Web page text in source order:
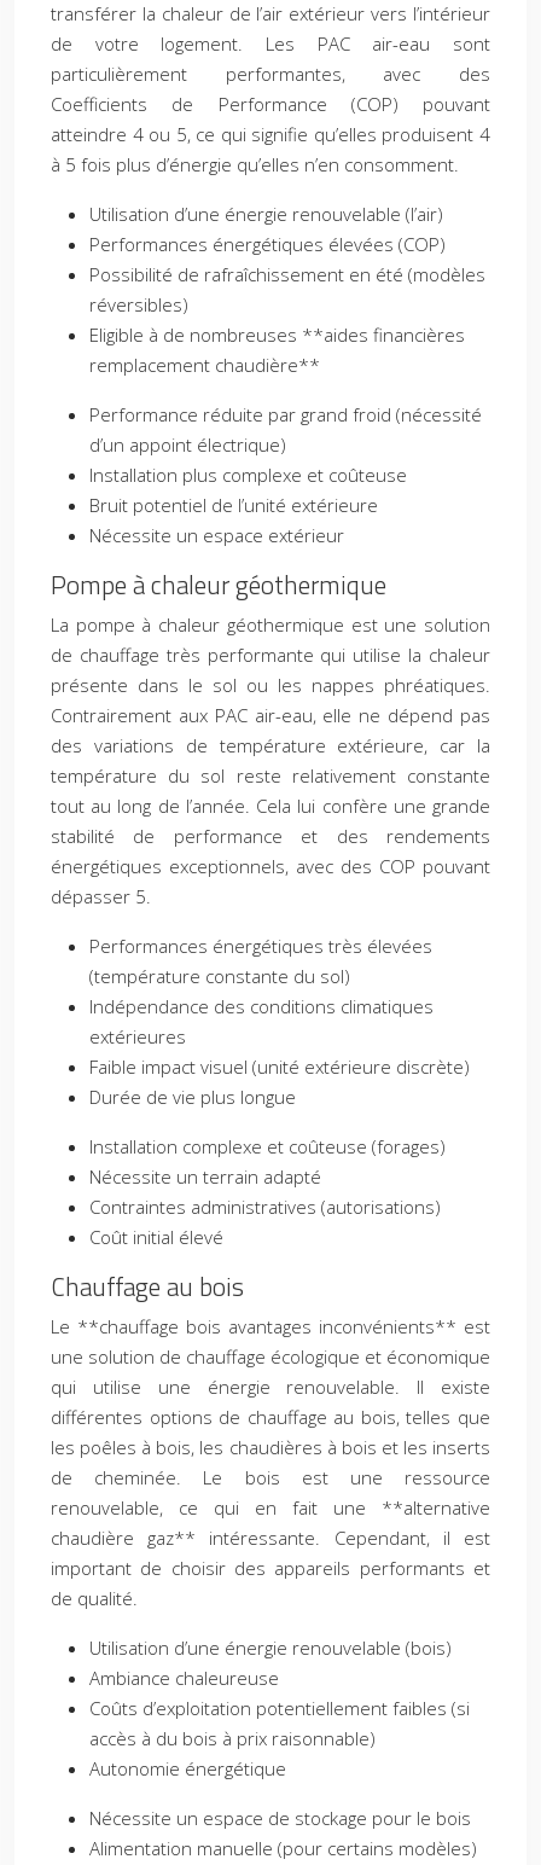
transférer la chaleur de l’air extérieur vers l’intérieur
de votre logement. Les PAC air-eau sont
particulièrement performantes, avec des
Coefficients de Performance (COP) pouvant
atteindre 4 ou 5, ce qui signifie qu’elles produisent 4
à 5 fois plus d’énergie qu’elles n’en consomment.
Utilisation d’une énergie renouvelable (l’air)
Performances énergétiques élevées (COP)
Possibilité de rafraîchissement en été (modèles
réversibles)
Eligible à de nombreuses **aides financières
remplacement chaudière**
Performance réduite par grand froid (nécessité
d’un appoint électrique)
Installation plus complexe et coûteuse
Bruit potentiel de l’unité extérieure
Nécessite un espace extérieur
Pompe à chaleur géothermique
La pompe à chaleur géothermique est une solution
de chauffage très performante qui utilise la chaleur
présente dans le sol ou les nappes phréatiques.
Contrairement aux PAC air-eau, elle ne dépend pas
des variations de température extérieure, car la
température du sol reste relativement constante
tout au long de l’année. Cela lui confère une grande
stabilité de performance et des rendements
énergétiques exceptionnels, avec des COP pouvant
dépasser 5.
Performances énergétiques très élevées
(température constante du sol)
Indépendance des conditions climatiques
extérieures
Faible impact visuel (unité extérieure discrète)
Durée de vie plus longue
Installation complexe et coûteuse (forages)
Nécessite un terrain adapté
Contraintes administratives (autorisations)
Coût initial élevé
Chauffage au bois
Le **chauffage bois avantages inconvénients** est
une solution de chauffage écologique et économique
qui utilise une énergie renouvelable. Il existe
différentes options de chauffage au bois, telles que
les poêles à bois, les chaudières à bois et les inserts
de cheminée. Le bois est une ressource
renouvelable, ce qui en fait une **alternative
chaudière gaz** intéressante. Cependant, il est
important de choisir des appareils performants et
de qualité.
Utilisation d’une énergie renouvelable (bois)
Ambiance chaleureuse
Coûts d’exploitation potentiellement faibles (si
accès à du bois à prix raisonnable)
Autonomie énergétique
Nécessite un espace de stockage pour le bois
Alimentation manuelle (pour certains modèles)